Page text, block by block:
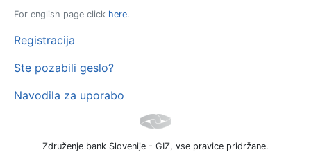
For english page click here.
Registracija
Ste pozabili geslo?
Navodila za uporabo
Združenje bank Slovenije - GIZ, vse pravice pridržane.